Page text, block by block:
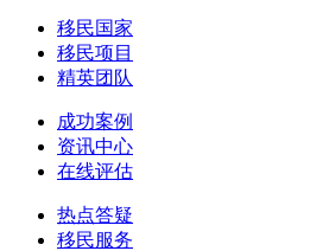
移民国家
移民项目
精英团队
成功案例
资讯中心
在线评估
热点答疑
移民服务